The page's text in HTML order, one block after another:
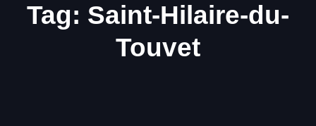
Tag: Saint-Hilaire-du-
Touvet